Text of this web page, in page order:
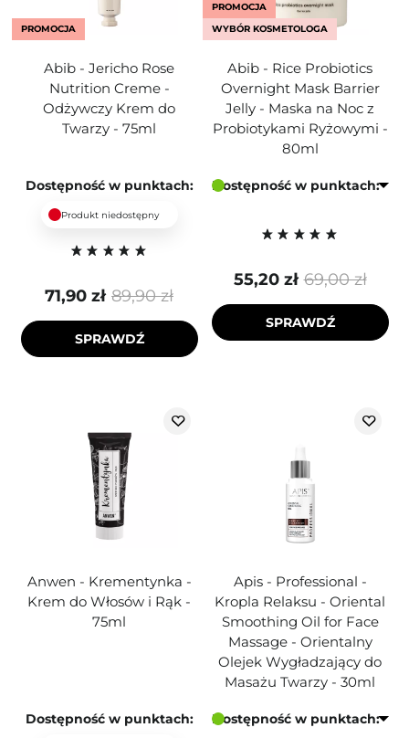
PROMOCJA
Abib - Jericho Rose
Nutrition Creme -
Odżywczy Krem do
Twarzy - 75ml
Dostępność w punktach:
Produkt niedostępny
89,90 zł
71,90 zł
SPRAWDŹ
PROMOCJA
WYBÓR KOSMETOLOGA
Abib - Rice Probiotics
Overnight Mask Barrier
Jelly - Maska na Noc z
Probiotykami Ryżowymi -
80ml
Dostępność w punktach:
69,00 zł
55,20 zł
SPRAWDŹ
Anwen - Krementynka -
Krem do Włosów i Rąk -
75ml
Dostępność w punktach:
Apis - Professional -
Kropla Relaksu - Oriental
Smoothing Oil for Face
Massage - Orientalny
Olejek Wygładzający do
Masażu Twarzy - 30ml
Dostępność w punktach: